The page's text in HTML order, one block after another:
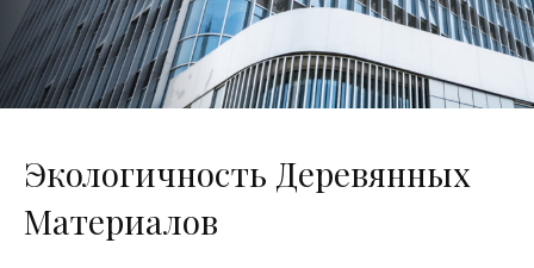
Экологичность Деревянных
Материалов